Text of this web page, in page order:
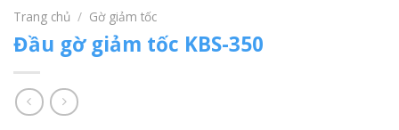
Trang chủ / Gờ giảm tốc
Đầu gờ giảm tốc KBS-350